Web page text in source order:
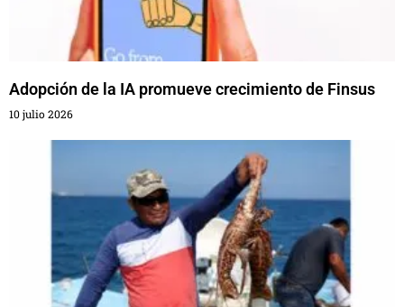
Adopción de la IA promueve crecimiento de Finsus
10 julio 2026